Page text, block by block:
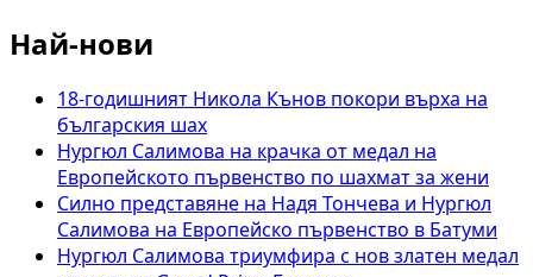
Най-нови
18-годишният Никола Кънов покори върха на
българския шах
Нургюл Салимова на крачка от медал на
Европейското първенство по шахмат за жени
Силно представяне на Надя Тончева и Нургюл
Салимова на Европейско първенство в Батуми
Нургюл Салимова триумфира с нов златен медал